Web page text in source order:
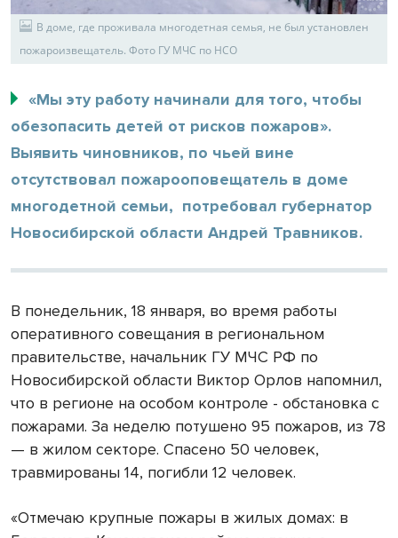
В доме, где проживала многодетная семья, не был установлен
пожароизвещатель. Фото ГУ МЧС по НСО
«Мы эту работу начинали для того, чтобы
обезопасить детей от рисков пожаров».
Выявить чиновников, по чьей вине
отсутствовал пожарооповещатель в доме
многодетной семьи, потребовал губернатор
Новосибирской области Андрей Травников.
В понедельник, 18 января, во время работы
оперативного совещания в региональном
правительстве, начальник ГУ МЧС РФ по
Новосибирской области Виктор Орлов напомнил,
что в регионе на особом контроле - обстановка с
пожарами. За неделю потушено 95 пожаров, из 78
— в жилом секторе. Спасено 50 человек,
травмированы 14, погибли 12 человек.
«Отмечаю крупные пожары в жилых домах: в